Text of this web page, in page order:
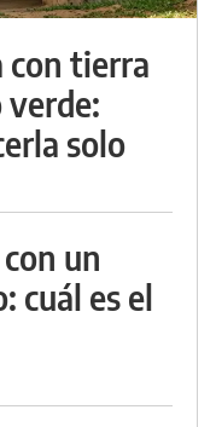
con tierra
verde:
solo
un
cuál es el